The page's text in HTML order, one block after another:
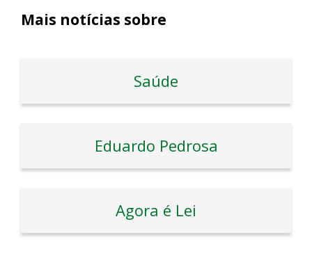
Mais notícias sobre
Saúde
Eduardo Pedrosa
Agora é Lei